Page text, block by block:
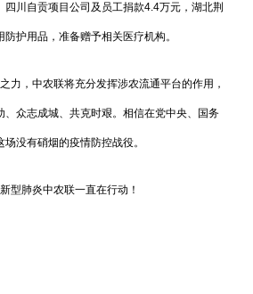
川自贡项目公司及员工捐款4.4万元，湖北荆
护用品，准备赠予相关医疗机构。
，中农联将充分发挥涉农流通平台的作用，
、众志成城、共克时艰。相信在党中央、国务
没有硝烟的疫情防控战役。
肺炎中农联一直在行动！